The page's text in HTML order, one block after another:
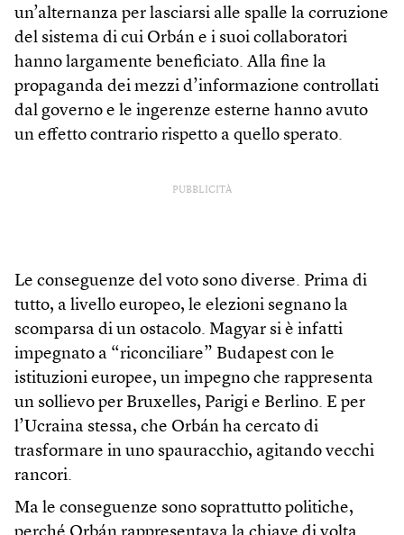
un’alternanza per lasciarsi alle spalle la corruzione
del sistema di cui Orbán e i suoi collaboratori
hanno largamente beneficiato. Alla fine la
propaganda dei mezzi d’informazione controllati
dal governo e le ingerenze esterne hanno avuto
un effetto contrario rispetto a quello sperato.
PUBBLICITÀ
Le conseguenze del voto sono diverse. Prima di
tutto, a livello europeo, le elezioni segnano la
scomparsa di un ostacolo. Magyar si è infatti
impegnato a “riconciliare” Budapest con le
istituzioni europee, un impegno che rappresenta
un sollievo per Bruxelles, Parigi e Berlino. E per
l’Ucraina stessa, che Orbán ha cercato di
trasformare in uno spauracchio, agitando vecchi
rancori.
Ma le conseguenze sono soprattutto politiche,